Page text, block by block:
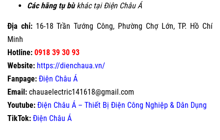
Các hãng tụ bùkhác tại Điện Châu Á
Địa chỉ:16-18 Trần Tướng Công, Phường Chợ Lớn, TP. Hồ Chí
Minh
Hotline: 0918 39 30 93
Website: https://dienchaua.vn/
Fanpage: Điện Châu Á
Email: chauaelectric141618@gmail.com
Youtube: Điện Châu Á – Thiết Bị Điện Công Nghiệp & Dân Dụng
TikTok: Điện Châu Á